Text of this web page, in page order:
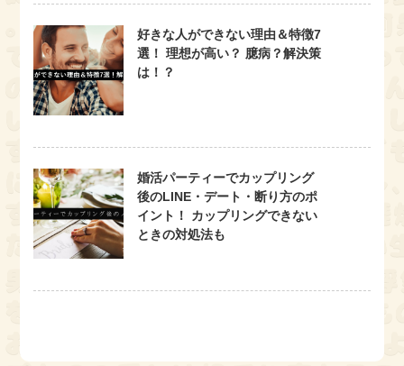
好きな人ができない理由＆特徴7
選！ 理想が高い？ 臆病？解決策
は！？
婚活パーティーでカップリング
後のLINE・デート・断り方のポ
イント！ カップリングできない
ときの対処法も